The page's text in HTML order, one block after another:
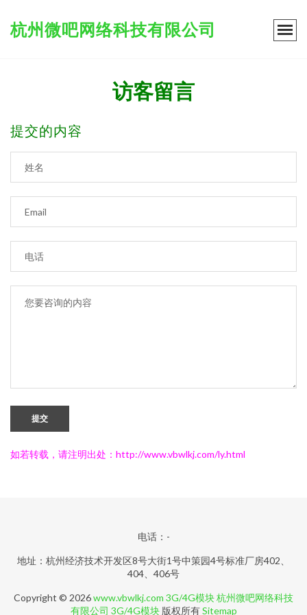
杭州微吧网络科技有限公司
访客留言
提交的内容
提交
如若转载，请注明出处：http://www.vbwlkj.com/ly.html
电话：-
地址：杭州经济技术开发区8号大街1号中策园4号标准厂房402、
404、406号
Copyright © 2026www.vbwlkj.com 3G/4G模块杭州微吧网络科技
有限公司 3G/4G模块版权所有Sitemap